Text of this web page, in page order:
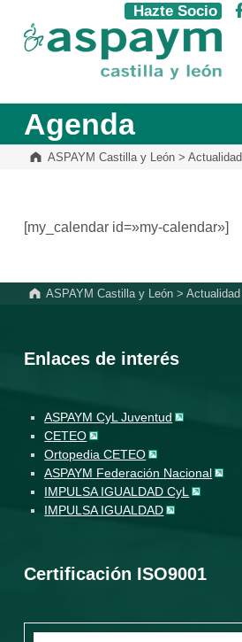
ASPAYM Castilla y León
Hazte Socio
Agenda
ASPAYM Castilla y León> Actualidad
[my_calendar id=»my-calendar»]
ASPAYM Castilla y León >Actualidad
Enlaces de interés
ASPAYM CyL Juventud
CETEO
Ortopedia CETEO
ASPAYM Federación Nacional
IMPULSA IGUALDAD CyL
IMPULSA IGUALDAD
Certificación ISO9001